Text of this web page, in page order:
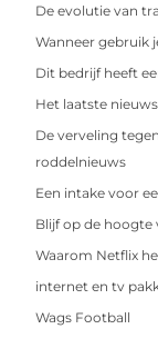
De evolutie van
Wanneer gebruik
Dit bedrijf heeft
Het laatste
De verveling
roddelnieuws
Een intake voor
Blijf op de hoogte
Waarom Netflix
internet en tv
Wags Football